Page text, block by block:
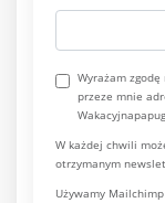
Wyrażam
przeze mnie
W każdej chwili
otrzymanym
Używamy